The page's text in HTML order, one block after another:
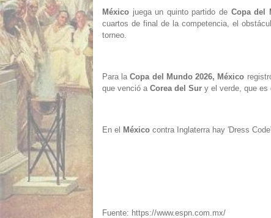
México juega un quinto partido de Copa del
cuartos de final de la competencia, el
torneo.
Para la Copa del Mundo 2026, México
que venció a Corea del Sur y el verde, que es
En el México contra Inglaterra hay 'Dress
Fuente: https://www.espn.com.mx/